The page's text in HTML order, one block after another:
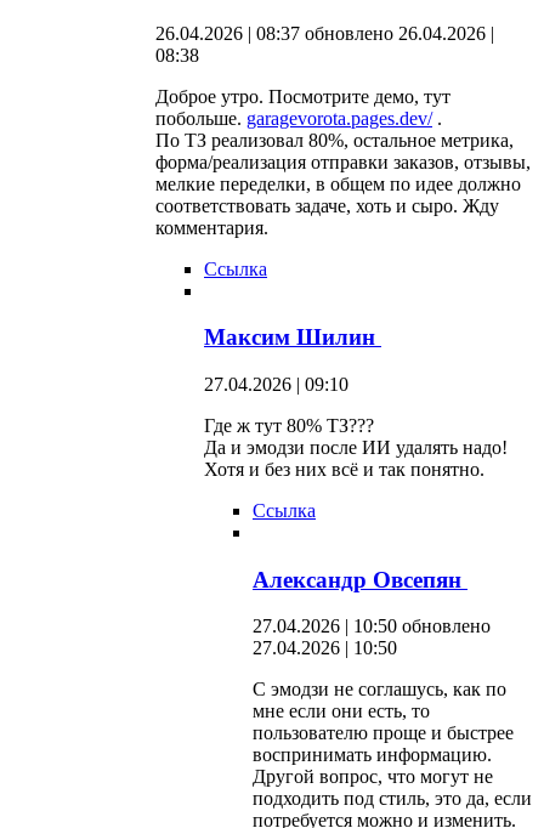
26.04.2026 | 08:37 обновлено 26.04.2026 |
08:38
Доброе утро. Посмотрите демо, тут
побольше. garagevorota.pages.dev/.
По ТЗ реализовал 80%, остальное метрика,
форма/реализация отправки заказов, отзывы,
мелкие переделки, в общем по идее должно
соответствовать задаче, хоть и сыро. Жду
комментария.
Ссылка
Максим Шилин
27.04.2026 | 09:10
Где ж тут 80% ТЗ???
Да и эмодзи после ИИ удалять надо!
Хотя и без них всё и так понятно.
Ссылка
Александр Овсепян
27.04.2026 | 10:50 обновлено
27.04.2026 | 10:50
С эмодзи не соглашусь, как по
мне если они есть, то
пользователю проще и быстрее
воспринимать информацию.
Другой вопрос, что могут не
подходить под стиль, это да, если
потребуется можно и изменить.